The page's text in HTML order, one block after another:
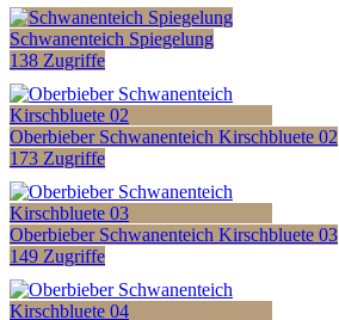
Schwanenteich Spiegelung
138 Zugriffe
Oberbieber Schwanenteich Kirschbluete 02
173 Zugriffe
Oberbieber Schwanenteich Kirschbluete 03
149 Zugriffe